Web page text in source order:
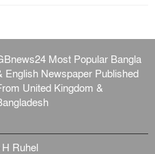
৫ আগস্ট, ২০২৬
বলেই জুলাই আন্দোলন সফল :
৫ আগস্ট, ২০২৬
পরীমনির ঘনিষ্ঠ সম্পর্ক ছিল : নাসির
Most Popular Bangla
English Newspaper Published
United Kingdom &
Ruhel